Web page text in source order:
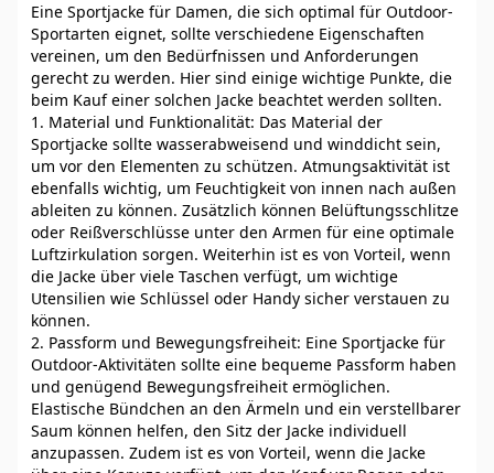
Eine Sportjacke für Damen, die sich optimal für Outdoor-
Sportarten eignet, sollte verschiedene Eigenschaften
vereinen, um den Bedürfnissen und Anforderungen
gerecht zu werden. Hier sind einige wichtige Punkte, die
beim Kauf einer solchen Jacke beachtet werden sollten.
1. Material und Funktionalität: Das Material der
Sportjacke sollte wasserabweisend und winddicht sein,
um vor den Elementen zu schützen. Atmungsaktivität ist
ebenfalls wichtig, um Feuchtigkeit von innen nach außen
ableiten zu können. Zusätzlich können Belüftungsschlitze
oder Reißverschlüsse unter den Armen für eine optimale
Luftzirkulation sorgen. Weiterhin ist es von Vorteil, wenn
die Jacke über viele Taschen verfügt, um wichtige
Utensilien wie Schlüssel oder Handy sicher verstauen zu
können.
2. Passform und Bewegungsfreiheit: Eine Sportjacke für
Outdoor-Aktivitäten sollte eine bequeme Passform haben
und genügend Bewegungsfreiheit ermöglichen.
Elastische Bündchen an den Ärmeln und ein verstellbarer
Saum können helfen, den Sitz der Jacke individuell
anzupassen. Zudem ist es von Vorteil, wenn die Jacke